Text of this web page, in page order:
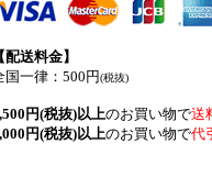
【配送料金】
国一律：500円(税抜)
円(税抜)以上のお買い物で送
円(税抜)以上のお買い物で代